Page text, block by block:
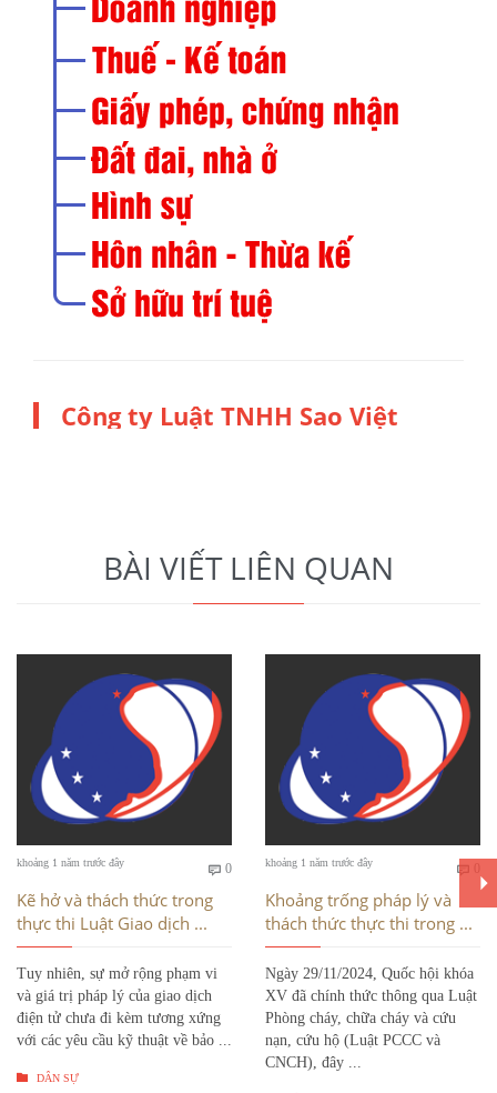
Công ty Luật TNHH Sao Việt
BÀI VIẾT LIÊN QUAN
khoảng 1 năm trước đây
 0Bình
Kẽ hở và thách thức trong
thực thi Luật Giao dịch ...
Tuy nhiên, sự mở rộng phạm vi
và giá trị pháp lý của giao dịch
điện tử chưa đi kèm tương xứng
với các yêu cầu kỹ thuật về bảo ...
 DÂN SỰ
khoảng 1 năm trước đây

Khoảng trống pháp lý và
thách thức thực thi trong ...
Ngày 29/11/2024, Quốc hội khóa
XV đã chính thức thông qua Luật
Phòng cháy, chữa cháy và cứu
nạn, cứu hộ (Luật PCCC và
CNCH), đây ...